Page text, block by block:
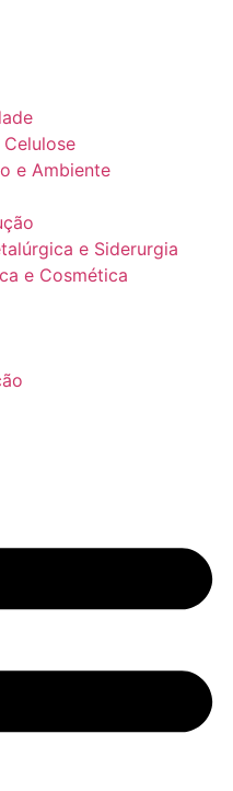
e Ambiente
e Siderurgia
e Cosmética